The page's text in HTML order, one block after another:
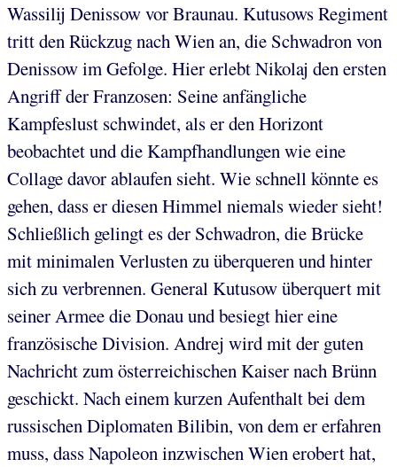
Wassilij Denissow vor Braunau. Kutusows Regiment
tritt den Rückzug nach Wien an, die Schwadron von
Denissow im Gefolge. Hier erlebt Nikolaj den ersten
Angriff der Franzosen: Seine anfängliche
Kampfeslust schwindet, als er den Horizont
beobachtet und die Kampfhandlungen wie eine
Collage davor ablaufen sieht. Wie schnell könnte es
gehen, dass er diesen Himmel niemals wieder sieht!
Schließlich gelingt es der Schwadron, die Brücke
mit minimalen Verlusten zu überqueren und hinter
sich zu verbrennen. General Kutusow überquert mit
seiner Armee die Donau und besiegt hier eine
französische Division. Andrej wird mit der guten
Nachricht zum österreichischen Kaiser nach Brünn
geschickt. Nach einem kurzen Aufenthalt bei dem
russischen Diplomaten Bilibin, von dem er erfahren
muss, dass Napoleon inzwischen Wien erobert hat,